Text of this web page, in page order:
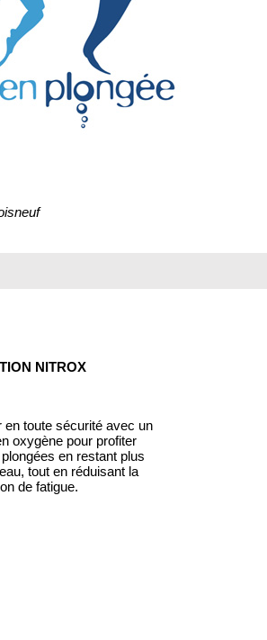
NITROX
en toute sécurité avec un
oxygène pour profiter
en restant plus
tout en réduisant la
de fatigue.